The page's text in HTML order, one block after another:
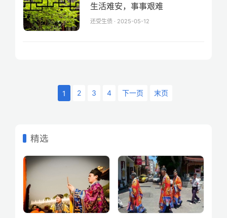
生活难安，事事艰难
还受生债 · 2025-05-12
1 2 3 4 下一页 末页
精选